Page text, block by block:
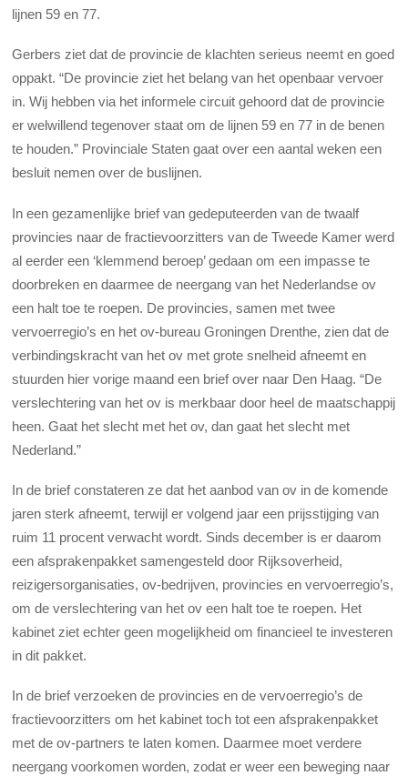
lijnen 59 en 77.
Gerbers ziet dat de provincie de klachten serieus neemt en goed
oppakt. “De provincie ziet het belang van het openbaar vervoer
in. Wij hebben via het informele circuit gehoord dat de provincie
er welwillend tegenover staat om de lijnen 59 en 77 in de benen
te houden.” Provinciale Staten gaat over een aantal weken een
besluit nemen over de buslijnen.
In een gezamenlijke brief van gedeputeerden van de twaalf
provincies naar de fractievoorzitters van de Tweede Kamer werd
al eerder een ‘klemmend beroep’ gedaan om een impasse te
doorbreken en daarmee de neergang van het Nederlandse ov
een halt toe te roepen. De provincies, samen met twee
vervoerregio’s en het ov-bureau Groningen Drenthe, zien dat de
verbindingskracht van het ov met grote snelheid afneemt en
stuurden hier vorige maand een brief over naar Den Haag. “De
verslechtering van het ov is merkbaar door heel de maatschappij
heen. Gaat het slecht met het ov, dan gaat het slecht met
Nederland.”
In de brief constateren ze dat het aanbod van ov in de komende
jaren sterk afneemt, terwijl er volgend jaar een prijsstijging van
ruim 11 procent verwacht wordt. Sinds december is er daarom
een afsprakenpakket samengesteld door Rijksoverheid,
reizigersorganisaties, ov-bedrijven, provincies en vervoerregio’s,
om de verslechtering van het ov een halt toe te roepen. Het
kabinet ziet echter geen mogelijkheid om financieel te investeren
in dit pakket.
In de brief verzoeken de provincies en de vervoerregio’s de
fractievoorzitters om het kabinet toch tot een afsprakenpakket
met de ov-partners te laten komen. Daarmee moet verdere
neergang voorkomen worden, zodat er weer een beweging naar